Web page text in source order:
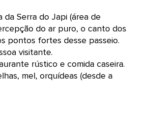
Serra do Japi (área de
do ar puro, o canto dos
pontos fortes desse passeio.
visitante.
rústico e comida caseira.
mel, orquídeas (desde a